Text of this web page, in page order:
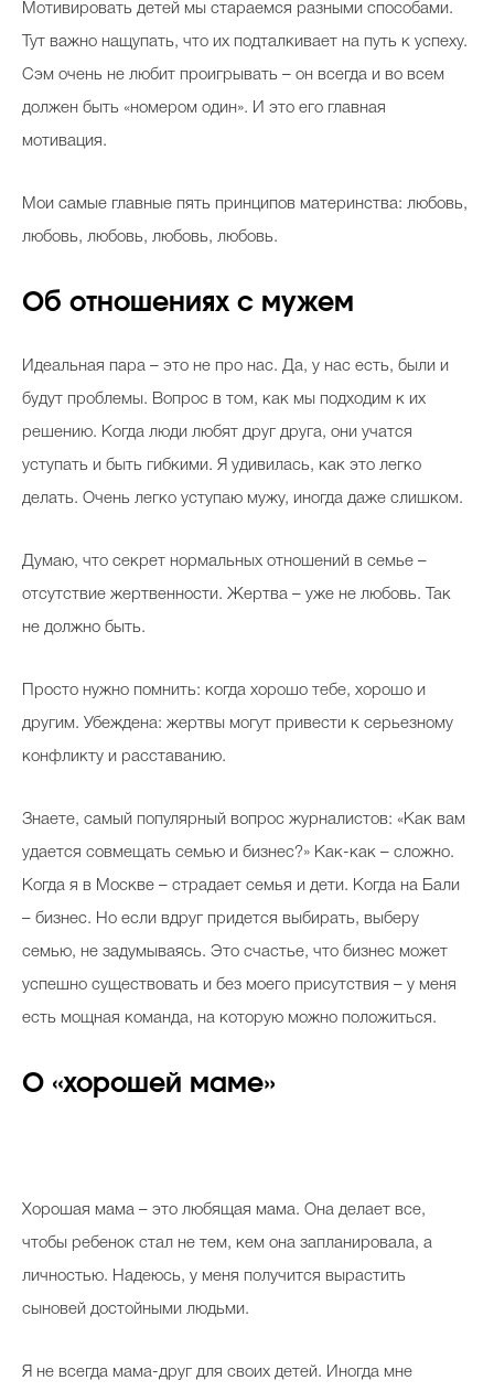
Мотивировать детей мы стараемся разными способами.
Тут важно нащупать, что их подталкивает на путь к успеху.
Сэм очень не любит проигрывать – он всегда и во всем
должен быть «номером один». И это его главная
мотивация.
Мои самые главные пять принципов материнства: любовь,
любовь, любовь, любовь, любовь.
Об отношениях с мужем
Идеальная пара – это не про нас. Да, у нас есть, были и
будут проблемы. Вопрос в том, как мы подходим к их
решению. Когда люди любят друг друга, они учатся
уступать и быть гибкими. Я удивилась, как это легко
делать. Очень легко уступаю мужу, иногда даже слишком.
Думаю, что секрет нормальных отношений в семье –
отсутствие жертвенности. Жертва – уже не любовь. Так
не должно быть.
Просто нужно помнить: когда хорошо тебе, хорошо и
другим. Убеждена: жертвы могут привести к серьезному
конфликту и расставанию.
Знаете, самый популярный вопрос журналистов: «Как вам
удается совмещать семью и бизнес?» Как-как – сложно.
Когда я в Москве – страдает семья и дети. Когда на Бали
– бизнес. Но если вдруг придется выбирать, выберу
семью, не задумываясь. Это счастье, что бизнес может
успешно существовать и без моего присутствия – у меня
есть мощная команда, на которую можно положиться.
О «хорошей маме»
Хорошая мама – это любящая мама. Она делает все,
чтобы ребенок стал не тем, кем она запланировала, а
личностью. Надеюсь, у меня получится вырастить
сыновей достойными людьми.
Я не всегда мама-друг для своих детей. Иногда мне